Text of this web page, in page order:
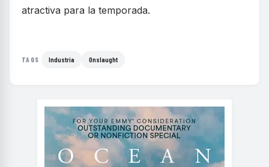
atractiva para la temporada.
TAGS Industria Onslaught